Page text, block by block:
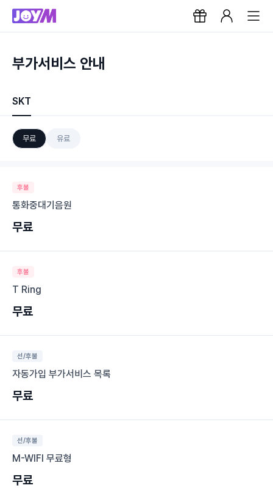
부가서비스 안내
SKT
무료 유료
후불
통화중대기음원
무료
후불
T Ring
무료
선/후불
자동가입 부가서비스 목록
무료
선/후불
M-WIFI 무료형
무료